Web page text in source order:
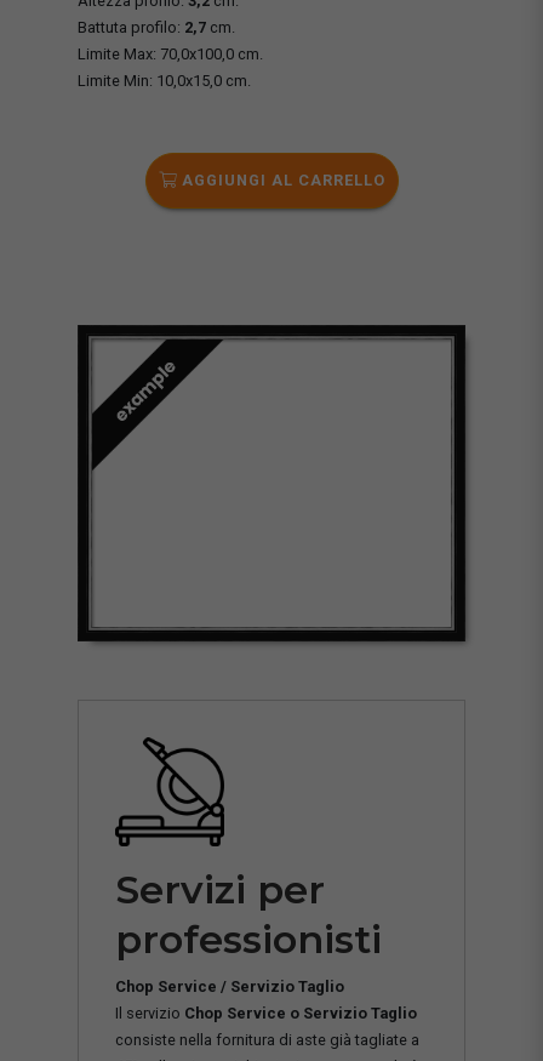
Battuta profilo: 2,7 cm.
Limite Max: 70,0x100,0 cm.
Limite Min: 10,0x15,0 cm.
AGGIUNGI AL CARRELLO
Servizi per
professionisti
Chop Service / Servizio Taglio
Il servizio Chop Service o Servizio Taglio
consiste nella fornitura di aste già tagliate a